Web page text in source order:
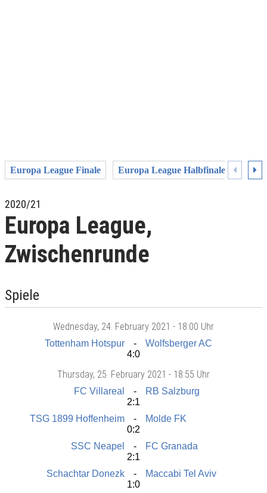
Europa League Finale Europa League Halbfinale
2020/21
Europa League,
Zwischenrunde
Spiele
Wednesday, 24. February 2021 - 18:00 Uhr
Tottenham Hotspur
Wolfsberger AC
4:0
Thursday, 25. February 2021 - 18:55 Uhr
FC Villareal
RB Salzburg
2:1
TSG 1899 Hoffenheim
Molde FK
0:2
SSC Neapel
FC Granada
2:1
Schachtar Donezk
Maccabi Tel Aviv
1:0